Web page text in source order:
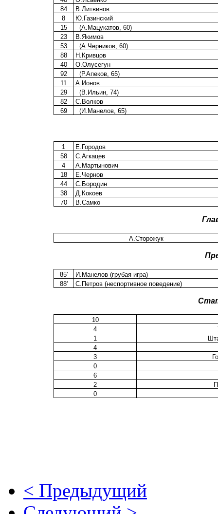
84
В.Литвинов
8
Ю.Газинский
15
(А.Мацукатов, 60)
23
В.Якимов
53
(А.Черников, 60)
88
Н.Кривцов
40
О.Олусегун
92
(Р.Апеков, 65)
11
А.Ионов
29
(В.Ильин, 74)
82
С.Волков
69
(И.Манелов, 65)
1
Е.Городов
58
С.Агкацев
4
А.Мартынович
18
Е.Чернов
44
С.Бородин
38
Д.Кокоев
70
В.Самко
А.Сторожук
85'
И.Манелов (грубая игра)
88'
С.Петров (неспортивное поведение)
10
4
1
4
3
0
6
2
0
< Предыдущий